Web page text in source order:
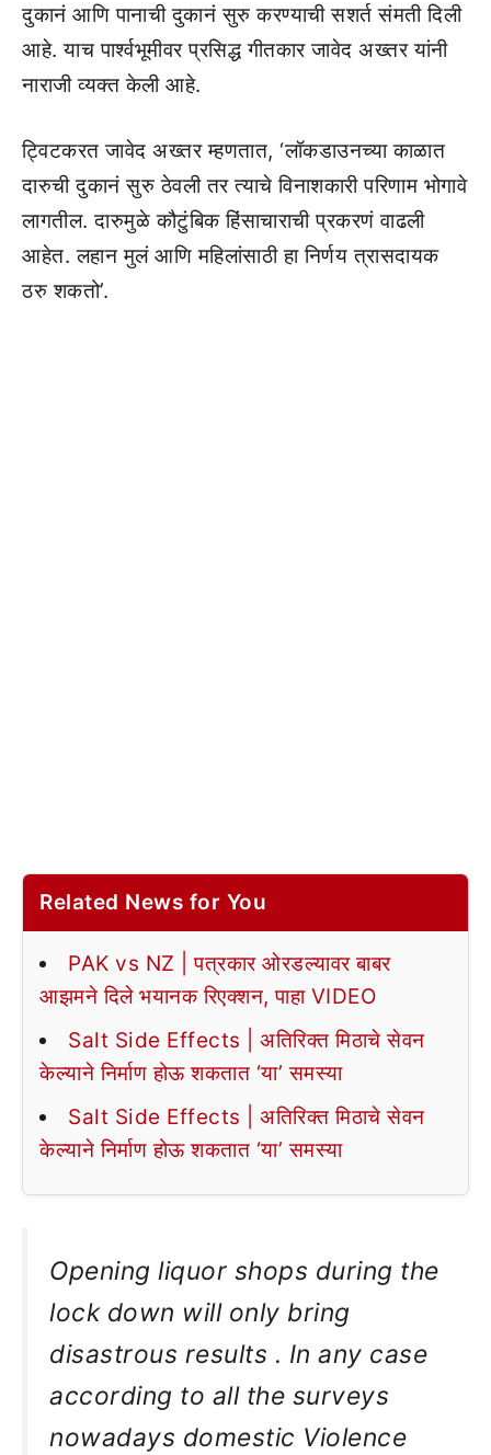
दुकानं आणि पानाची दुकानं सुरु करण्याची सशर्त संमती दिली
आहे. याच पार्श्वभूमीवर प्रसिद्ध गीतकार जावेद अख्तर यांनी
नाराजी व्यक्त केली आहे.
ट्विटकरत जावेद अख्तर म्हणतात, ‘लॉकडाउनच्या काळात
दारुची दुकानं सुरु ठेवली तर त्याचे विनाशकारी परिणाम भोगावे
लागतील. दारुमुळे कौटुंबिक हिंसाचाराची प्रकरणं वाढली
आहेत. लहान मुलं आणि महिलांसाठी हा निर्णय त्रासदायक
ठरु शकतो’.
Related News for You
PAK vs NZ | पत्रकार ओरडल्यावर बाबर
आझमने दिले भयानक रिएक्शन, पाहा VIDEO
Salt Side Effects | अतिरिक्त मिठाचे सेवन
केल्याने निर्माण होऊ शकतात ‘या’ समस्या
Salt Side Effects | अतिरिक्त मिठाचे सेवन
केल्याने निर्माण होऊ शकतात ‘या’ समस्या
Opening liquor shops during the
lock down will only bring
disastrous results . In any case
according to all the surveys
nowadays domestic Violence